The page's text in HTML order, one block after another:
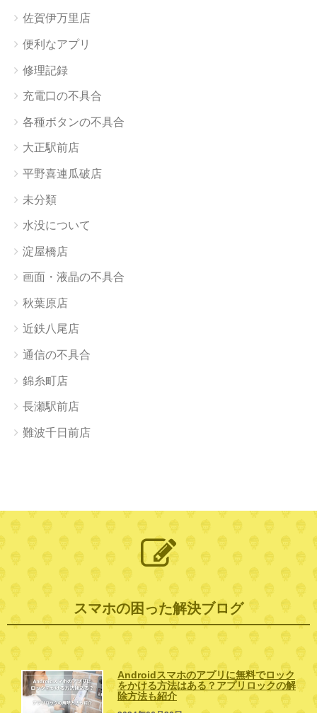
佐賀伊万里店
便利なアプリ
修理記録
充電口の不具合
各種ボタンの不具合
大正駅前店
平野喜連瓜破店
未分類
水没について
淀屋橋店
画面・液晶の不具合
秋葉原店
近鉄八尾店
通信の不具合
錦糸町店
長瀬駅前店
難波千日前店
スマホの困った解決ブログ
Androidスマホのアプリに無料でロック
をかける方法はある？アプリロックの解
除方法も紹介